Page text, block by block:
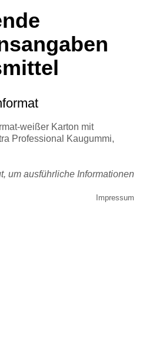
weißer Karton mit
Professional Kaugummi,
um ausführliche Informationen
Impressum